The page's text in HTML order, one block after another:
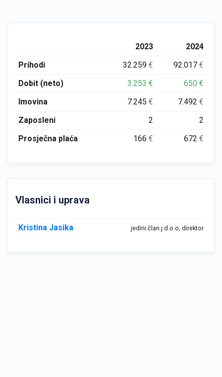
2023
2024
Prihodi
32.259€ 92.017€
Dobit (neto)
3.253€ 650€
Imovina
7.245€ 7.492€
Zaposleni
2
2
Prosječna plaća
166€ 672€
Vlasnici i uprava
Kristina Jasika jedini član j.d.o.o, direktor